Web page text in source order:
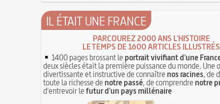
IL ÉTAIT UNE FRANCE
PARCOUREZ 2000 ANS L'HISTOIRE
LE TEMPS DE 1600 ARTICLES ILLUSTRÉS
1400 pages brossant leportrait vivifiant d'une
deux siècles était la première puissance du monde. Une
divertissante et instructive de connaîtrenos racines, de
toute la richesse denotre passé, de comprendrenotre
d'entrevoir lefutur d'un pays millénaire